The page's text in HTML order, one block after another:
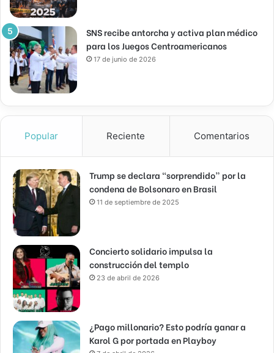
SNS recibe antorcha y activa plan médico
para los Juegos Centroamericanos
17 de junio de 2026
Popular Reciente Comentarios
Trump se declara “sorprendido” por la
condena de Bolsonaro en Brasil
11 de septiembre de 2025
Concierto solidario impulsa la
construcción del templo
23 de abril de 2026
¿Pago millonario? Esto podría ganar a
Karol G por portada en Playboy